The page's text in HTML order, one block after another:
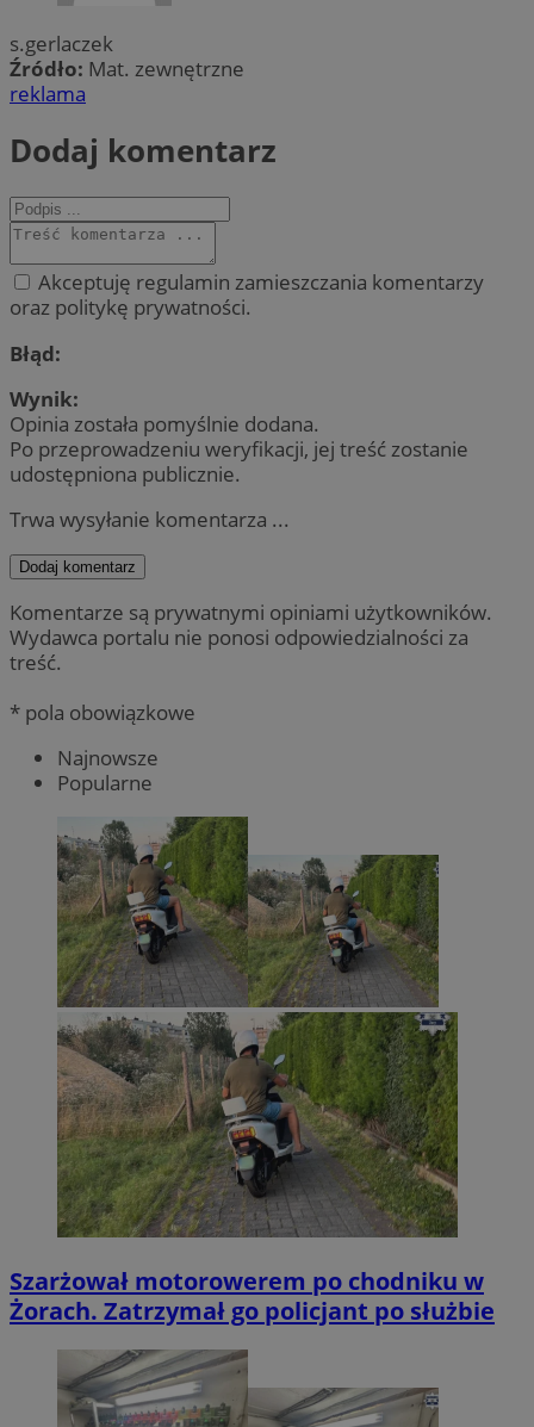
s.gerlaczek
Źródło: Mat. zewnętrzne
reklama
Dodaj komentarz
Akceptuję regulamin zamieszczania komentarzy
oraz politykę prywatności.
Błąd:
Wynik:
Opinia została pomyślnie dodana.
Po przeprowadzeniu weryfikacji, jej treść zostanie
udostępniona publicznie.
Trwa wysyłanie komentarza ...
Dodaj komentarz
Komentarze są prywatnymi opiniami użytkowników.
Wydawca portalu nie ponosi odpowiedzialności za
treść.
* pola obowiązkowe
Najnowsze
Popularne
Szarżował motorowerem po chodniku w
Żorach. Zatrzymał go policjant po służbie